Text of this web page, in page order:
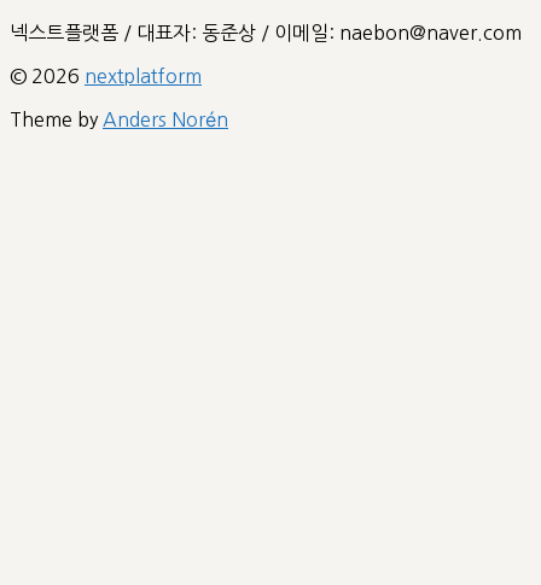
넥스트플랫폼 / 대표자: 동준상 / 이메일: naebon@naver.com
© 2026 nextplatform
Theme by Anders Norén